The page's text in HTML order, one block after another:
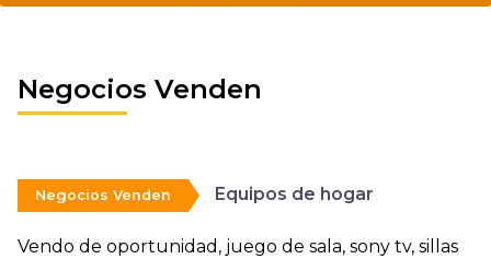
Negocios Venden
Negocios Venden Equipos de hogar
Vendo de oportunidad, juego de sala, sony tv, sillas